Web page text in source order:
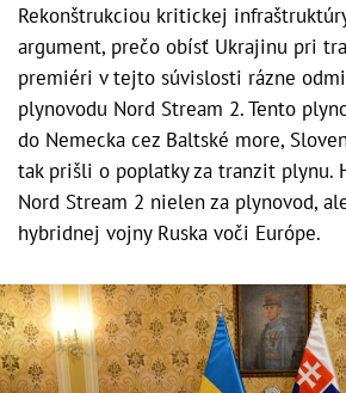
Rekonštrukciou kritickej
argument, prečo obísť Ukrajinu pri
premiéri v tejto súvislosti rázne
plynovodu Nord Stream 2. Tento
do Nemecka cez Baltské more,
tak prišli o poplatky za tranzit plynu.
Nord Stream 2 nielen za plynovod,
hybridnej vojny Ruska voči Európe.